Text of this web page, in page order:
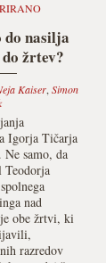
do nasilja
žrtev?
Kaiser, Simon
Igorja Tičarja
Ne samo, da
Teodorja
nad
obe žrtvi, ki
razredov